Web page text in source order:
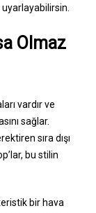
uyarlayabilirsin.
Olmaz
vardır ve
sağlar.
sıra dışı
bu stilin
bir hava